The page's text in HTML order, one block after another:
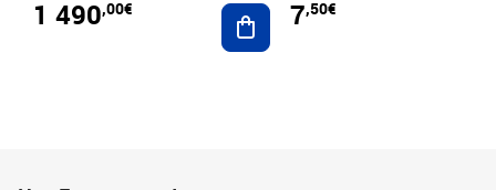
1 490,00€ Ajouter au panier
7,50€